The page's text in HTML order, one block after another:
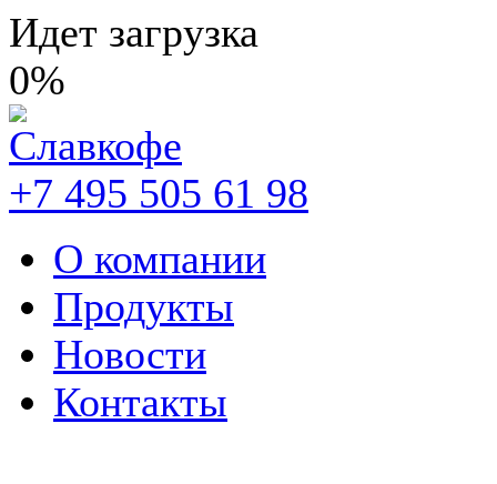
Идет загрузка
0%
+7 495 505 61 98
О компании
Продукты
Новости
Контакты